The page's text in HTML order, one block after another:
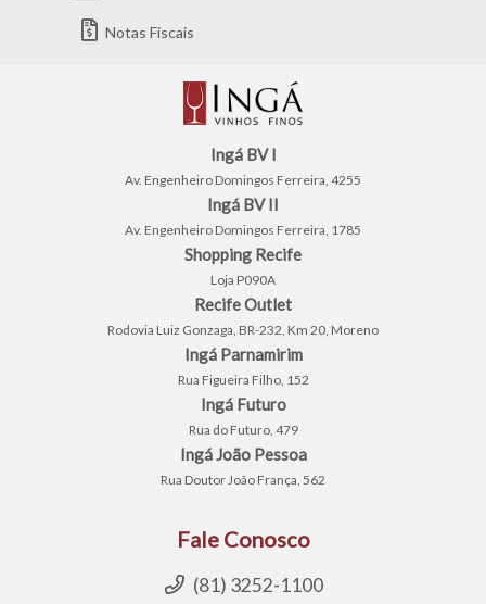
Notas Fiscais
Ingá BV I
Av. Engenheiro Domingos Ferreira, 4255
Ingá BV II
Av. Engenheiro Domingos Ferreira, 1785
Shopping Recife
Loja P090A
Recife Outlet
Rodovia Luiz Gonzaga, BR-232, Km 20, Moreno
Ingá Parnamirim
Rua Figueira Filho, 152
Ingá Futuro
Rua do Futuro, 479
Ingá João Pessoa
Rua Doutor João França, 562
Fale Conosco
(81) 3252-1100